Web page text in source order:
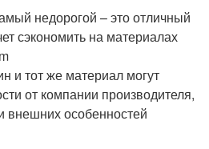
недорогой – это отличный
сэкономить на материалах
и тот же материал могут
от компании производителя,
внешних особенностей